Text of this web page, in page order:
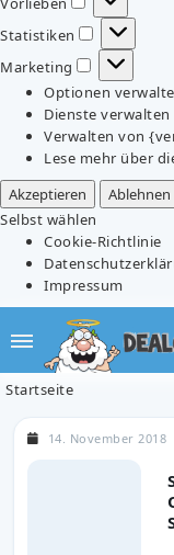
Vorlieben
Statistiken
Statistiken
Marketing
Marketing
Optionen
Dienste verwalten
Verwalten von
Lese mehr über
Akzeptieren
Ablehnen
Selbst wählen
Cookie-Richtlinie
Impressum
Startseite
14. November 2018